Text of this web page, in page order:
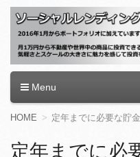
ソーシャル
Menu
コ
テ
HOME 定年までに必要な貯
定年までに必